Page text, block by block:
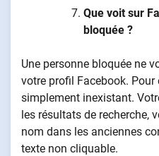
Que voit sur
bloquée ?
Une personne bloquée ne
votre profil Facebook.
simplement inexistant.
les résultats de recherche,
nom dans les anciennes
texte non cliquable.